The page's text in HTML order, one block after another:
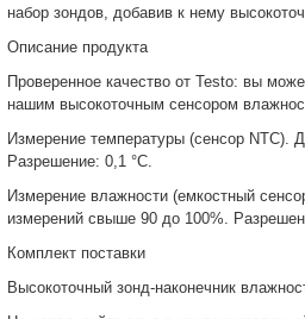
набор зондов, добавив к нему
Описание продукта
Проверенное качество от Testo: вы
нашим высокоточным сенсором
Измерение температуры (сенсор NTC).
Разрешение: 0,1 °C.
Измерение влажности (емкостный
измерений свыше 90 до 100%.
Комплект поставки
Высокоточный зонд-наконечник